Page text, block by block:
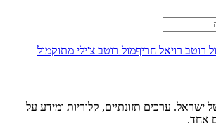
רוטב רויאל חריףמול רוטב צ'ילי מתוקמול
ישראל. ערכים תזונתיים, קלוריות ומידע על
אחד.